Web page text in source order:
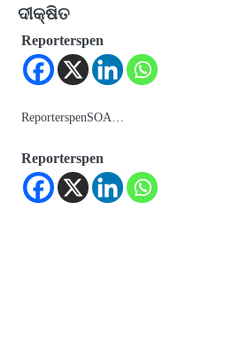
ଦୀକ୍ଷିତ
Reporterspen
ReporterspenSOA…
Reporterspen